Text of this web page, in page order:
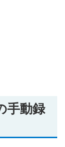
手動録